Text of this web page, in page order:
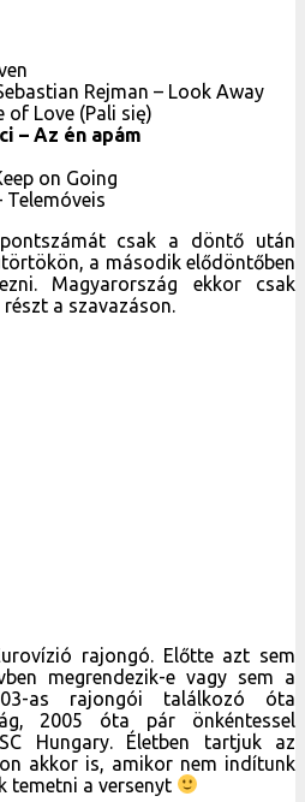
Rejman – Look Away
of Love (Pali się)
– Az én apám
on Going
Telemóveis
csak a döntő után
a második elődöntőben
Magyarország ekkor csak
a szavazáson.
rajongó. Előtte azt sem
megrendezik-e vagy sem a
as rajongói találkozó óta
2005 óta pár önkéntessel
Hungary. Életben tartjuk az
akkor is, amikor nem indítunk
temetni a versenyt